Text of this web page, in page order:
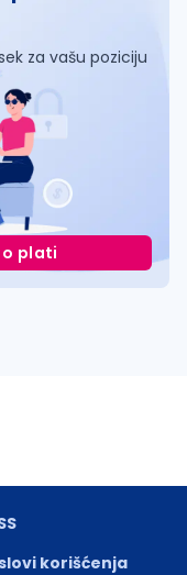
za vašu poziciju
plati
korišćenja